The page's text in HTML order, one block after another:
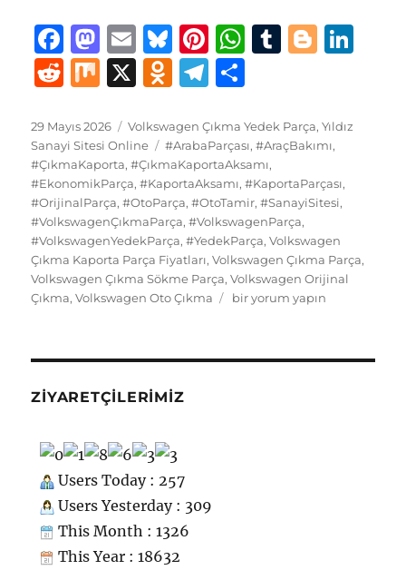
F
a
c
e
b
o
o
k
M
a
st
o
d
o
n
E
m
ai
l
B
lu
e
s
k
y
Pi
n
te
re
st
W
s
A
p
p
T
bl
r
B
g
er
R
d
di
t
M X
O
n
o
kl
a
ss
ni
ki
T
e
g
r
a
m
a
re
Yayın
tarihi
29 Mayıs 2026 Kategoriler
Volkswagen Çıkma Yedek Parça,Yıldız
Sanayi Sitesi Online
Etiketler
#ArabaParçası,#AraçBakımı,
#ÇıkmaKaporta,#ÇıkmaKaportaAksamı,
#EkonomikParça,#KaportaAksamı,#KaportaParçası,
#OrijinalParça,#OtoParça,#OtoTamir,#SanayiSitesi,
#VolkswagenÇıkmaParça,#VolkswagenParça,
#VolkswagenYedekParça,#YedekParça,Volkswagen
Çıkma Kaporta Parça Fiyatları,Volkswagen Çıkma Parça,
Volkswagen Çıkma Sökme Parça,Volkswagen Orijinal
Çıkma,Volkswagen Oto Çıkma
Volkswagen
bir yorum yapın
ZIYARETÇILERIMIZ
Users Today : 257
Users Yesterday : 309
This Month : 1326
This Year : 18632